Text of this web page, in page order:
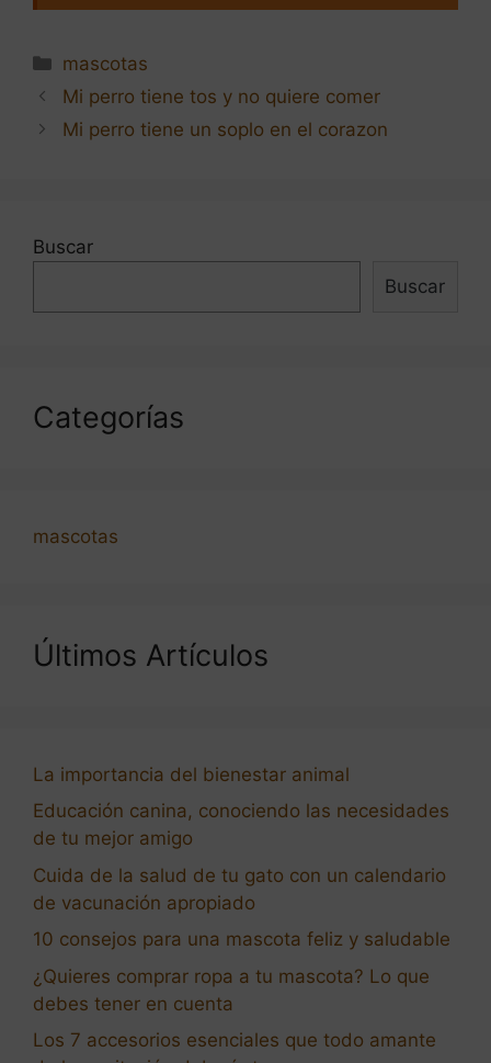
Categorías
mascotas
Navegación
de
entradas
Mi perro tiene tos y no quiere comer
Mi perro tiene un soplo en el corazon
Buscar
Buscar
Categorías
mascotas
Últimos Artículos
La importancia del bienestar animal
Educación canina, conociendo las necesidades
de tu mejor amigo
Cuida de la salud de tu gato con un calendario
de vacunación apropiado
10 consejos para una mascota feliz y saludable
¿Quieres comprar ropa a tu mascota? Lo que
debes tener en cuenta
Los 7 accesorios esenciales que todo amante